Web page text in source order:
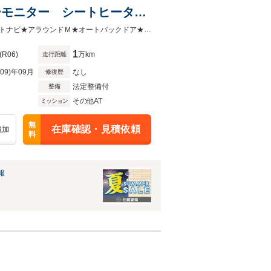
ニター シートヒータ
オートバックド 【プロパイロット２．０】【コネクトナビ】★サンルーフ★電動シート★コネクトナビ★アラウンドＭ★オートバックドア★寒冷地仕様★前後ソナー★ＬＥＤ・フォグ★
(R06) 走行距離 1万km
年09月 修復歴 なし
整備 法定整備付
ミッション その他AT
無
料
在庫確認・見積依頼